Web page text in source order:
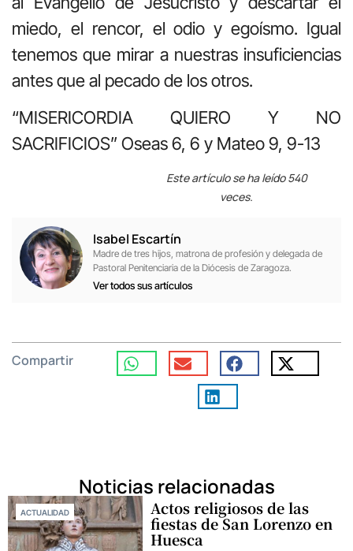
miedo, el rencor, el odio y egoísmo. Igual
tenemos que mirar a nuestras insuficiencias
antes que al pecado de los otros.
“MISERICORDIA QUIERO Y NO
SACRIFICIOS” Oseas 6, 6 y Mateo 9, 9-13
Este artículo se ha leído 540
veces.
Isabel Escartín
Madre de tres hijos, matrona de profesión y delegada de
Pastoral Penitenciaria de la Diócesis de Zaragoza.
Ver todos sus artículos
Compartir
Noticias relacionadas
ACTUALIDAD Actos religiosos de las
fiestas de San Lorenzo en
Huesca